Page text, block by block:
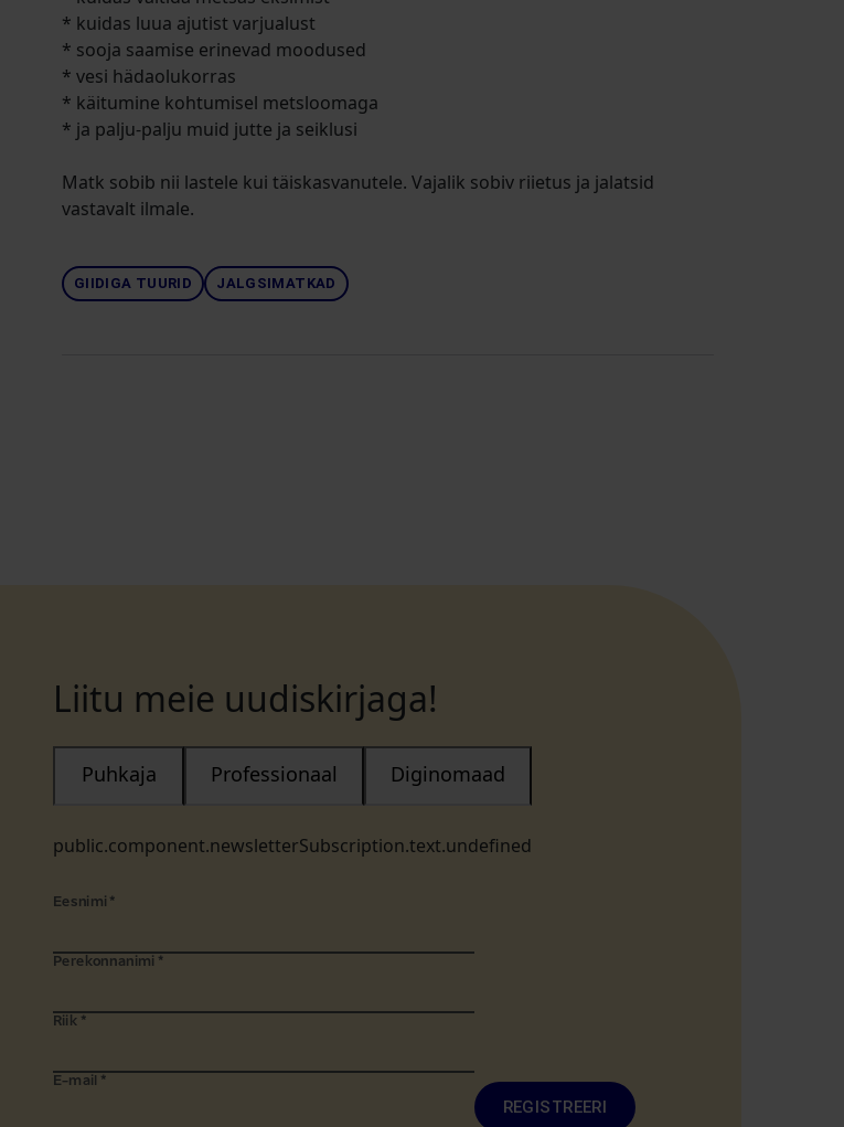
* kuidas luua ajutist varjualust
* sooja saamise erinevad moodused
* vesi hädaolukorras
* käitumine kohtumisel metsloomaga
* ja palju-palju muid jutte ja seiklusi
Matk sobib nii lastele kui täiskasvanutele. Vajalik sobiv riietus ja jalatsid
vastavalt ilmale.
GIIDIGA TUURID JALGSIMATKAD
Liitu meie uudiskirjaga!
public.component.newsletterSubscription.text.undefined
Puhkaja Professionaal Diginomaad
Eesnimi *
Perekonnanimi *
Riik *
E-mail *
REGISTREERI